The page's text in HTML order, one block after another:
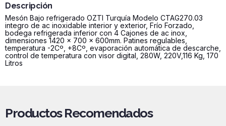
Cajones
1420x700x600mm
cantidad
Descripción
Mesón Bajo refrigerado OZTI Turquía Modelo CTAG270.03
integro de ac inoxidable interior y exterior, Frío Forzado,
bodega refrigerada inferior con 4 Cajones de ac inox,
dimensiones 1420 x 700 x 600mm. Patines regulables,
temperatura -2Cº, +8Cº, evaporación automática de descarche,
control de temperatura con visor digital, 280W, 220V,116 Kg, 170
Litros
Productos Recomendados